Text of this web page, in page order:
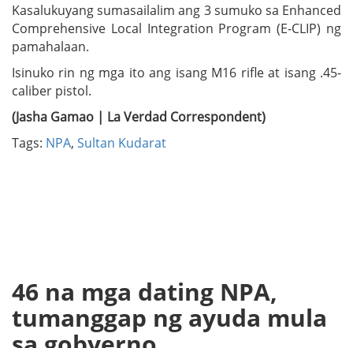
Kasalukuyang sumasailalim ang 3 sumuko sa Enhanced
Comprehensive Local Integration Program (E-CLIP) ng
pamahalaan.
Isinuko rin ng mga ito ang isang M16 rifle at isang .45-
caliber pistol.
(Jasha Gamao | La Verdad Correspondent)
Tags: NPA, Sultan Kudarat
46 na mga dating NPA,
tumanggap ng ayuda mula